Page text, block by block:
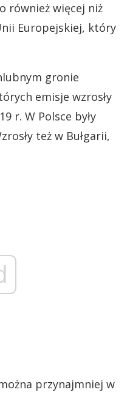
również więcej niż
Europejskiej, który
gronie
emisje wzrosły
r. W Polsce były
też w Bułgarii,
przynajmniej w